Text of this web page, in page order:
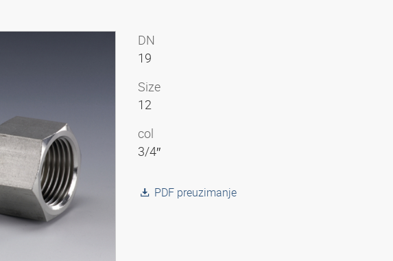
DN
19
Size
12
col
3/4″
PDF preuzimanje